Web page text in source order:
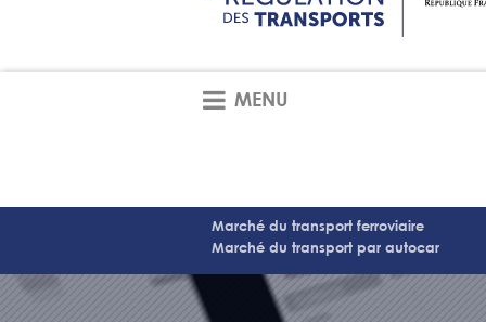
MENU
Marché du transport ferroviaire
Marché du transport par autocar